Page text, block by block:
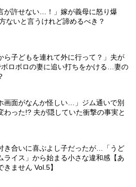
が許せない…！」嫁が義母に怒り爆
ないと言うけれど諦めるべき？
ら子どもを連れて外に行って？」夫が
ロボロの妻に追い打ちをかける…妻の
画面がなんか怪しい…」ジム通いで別
わった!? 夫が隠していた衝撃の事実と
き合いに喜ぶよし子だったが…「うど
ライス」から始まる小さな違和感【あ
きません Vol.5】